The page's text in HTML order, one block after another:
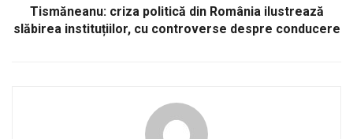
Tismăneanu: criza politică din România ilustrează
slăbirea instituțiilor, cu controverse despre conducere